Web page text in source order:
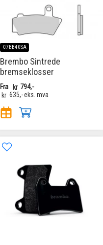
07BB40SA
Brembo Sintrede
bremseklosser
Fra kr 794,-
kr 635,-eks. mva